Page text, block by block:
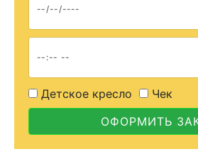
Детское кресло
Чек
ОФОРМИТЬ